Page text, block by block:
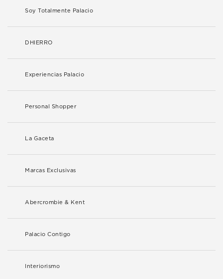
Soy Totalmente Palacio
DHIERRO
Experiencias Palacio
Personal Shopper
La Gaceta
Marcas Exclusivas
Abercrombie & Kent
Palacio Contigo
Interiorismo